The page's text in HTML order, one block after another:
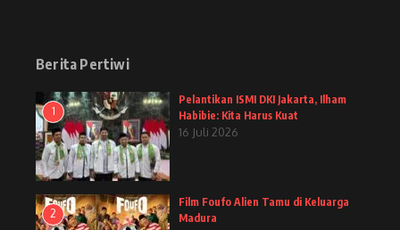
Berita Pertiwi
1
Pelantikan ISMI DKI Jakarta, Ilham
Habibie: Kita Harus Kuat
16 Juli 2026
2
Film Foufo Alien Tamu di Keluarga
Madura